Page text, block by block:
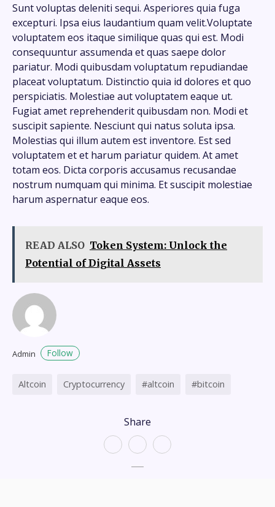
Share
Sunt voluptas deleniti sequi. Asperiores quia fuga
excepturi. Ipsa eius laudantium quam velit.Voluptate
voluptatem eos itaque similique quas qui est. Modi
consequuntur assumenda et quas saepe dolor
pariatur. Modi quibusdam voluptatum repudiandae
placeat voluptatum. Distinctio quia id dolores et quo
perspiciatis. Molestiae aut voluptatem eaque ut.
Fugiat amet reprehenderit quibusdam non. Modi et
suscipit sapiente. Nesciunt qui natus soluta ipsa.
Molestias qui illum autem est inventore. Est sed
voluptatem et et harum pariatur quidem. At amet
totam eos. Dicta corporis accusamus recusandae
nostrum numquam qui minima. Et suscipit molestiae
harum aspernatur eaque eos.
READ ALSO Token System: Unlock the
Potential of Digital Assets
Admin Follow
Altcoin Cryptocurrency #altcoin #bitcoin